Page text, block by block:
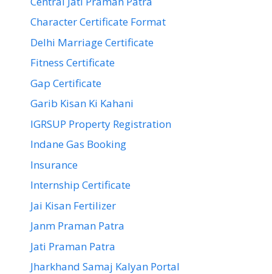
Character Certificate Format
Delhi Marriage Certificate
Fitness Certificate
Gap Certificate
Garib Kisan Ki Kahani
IGRSUP Property Registration
Indane Gas Booking
Insurance
Internship Certificate
Jai Kisan Fertilizer
Janm Praman Patra
Jati Praman Patra
Jharkhand Samaj Kalyan Portal